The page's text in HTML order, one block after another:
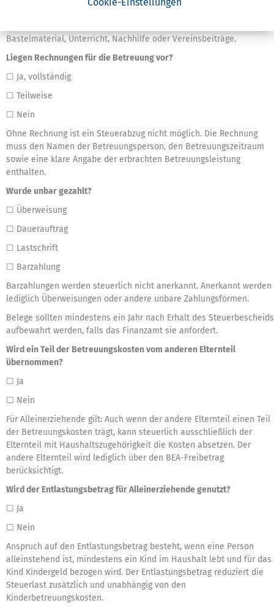
Bastelmaterial, Unterricht, Nachhilfe oder Vereinsbeiträge.
Liegen Rechnungen für die Betreuung vor?
☐ Ja, vollständig
☐ Teilweise
☐ Nein
Ohne Rechnung ist ein Steuerabzug nicht möglich. Die Rechnung
muss den Namen der Betreuungsperson, den Betreuungszeitraum
sowie eine klare Angabe der erbrachten Betreuungsleistung
enthalten.
Wurde unbar gezahlt?
☐ Überweisung
☐ Dauerauftrag
☐ Lastschrift
☐ Barzahlung
Barzahlungen werden steuerlich nicht anerkannt. Anerkannt werden
lediglich Überweisungen oder andere unbare Zahlungsformen.
Belege sollten mindestens ein Jahr nach Erhalt des Steuerbescheids
aufbewahrt werden, falls das Finanzamt sie anfordert.
Wird ein Teil der Betreuungskosten vom anderen Elternteil
übernommen?
☐ Ja
☐ Nein
Für Alleinerziehende gilt: Auch wenn der andere Elternteil einen Teil
der Betreuungskosten trägt, kann steuerlich ausschließlich der
Elternteil mit Haushaltszugehörigkeit die Kosten absetzen. Der
andere Elternteil wird lediglich über den BEA-Freibetrag
berücksichtigt.
Wird der Entlastungsbetrag für Alleinerziehende genutzt?
☐ Ja
☐ Nein
Anspruch auf den Entlastungsbetrag besteht, wenn eine Person
alleinstehend ist, mindestens ein Kind im Haushalt lebt und für das
Kind Kindergeld bezogen wird. Der Entlastungsbetrag reduziert die
Steuerlast zusätzlich und unabhängig von den
Kinderbetreuungskosten.